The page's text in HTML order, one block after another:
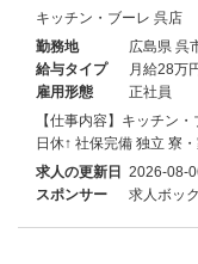
キッチン・ブーレ 呉店
勤務地
広島県 呉
給与タイプ
月給28万
雇用形態
正社員
【仕事内容】キッチン
日休↑ 社保完備 独立 寮
求人の更新日 2026-08-
スポンサー
求人ボッ